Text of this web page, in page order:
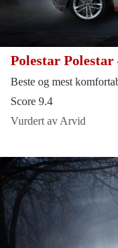
Polestar Polestar
Beste og mest
Score 9.4
Vurdert av Arvid